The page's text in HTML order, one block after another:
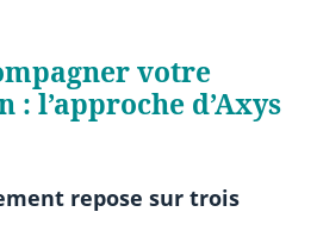
votre
l’approche d’Axys
repose sur trois